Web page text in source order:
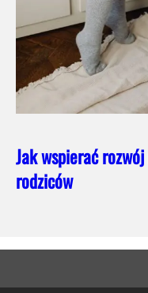
Jak wspierać
rodziców